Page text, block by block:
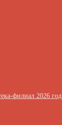
филиал 2026 год